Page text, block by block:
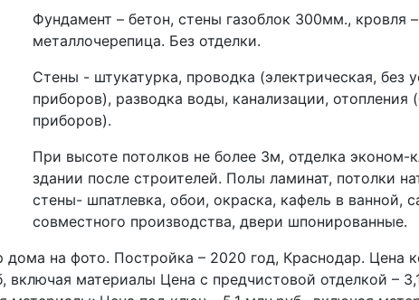
Фундамент – бетон, стены газоблок 300мм., кровля –
металлочерепица. Без отделки.
Стены - штукатурка, проводка (электрическая, без
приборов), разводка воды, канализации, отопления
приборов).
При высоте потолков не более 3м, отделка эконом-
здании после строителей. Полы ламинат, потолки
стены- шпатлевка, обои, окраска, кафель в ванной,
совместного производства, двери шпонированные.
на фото. Постройка – 2020 год, Краснодар. Цена
включая материалы Цена с предчистовой отделкой –